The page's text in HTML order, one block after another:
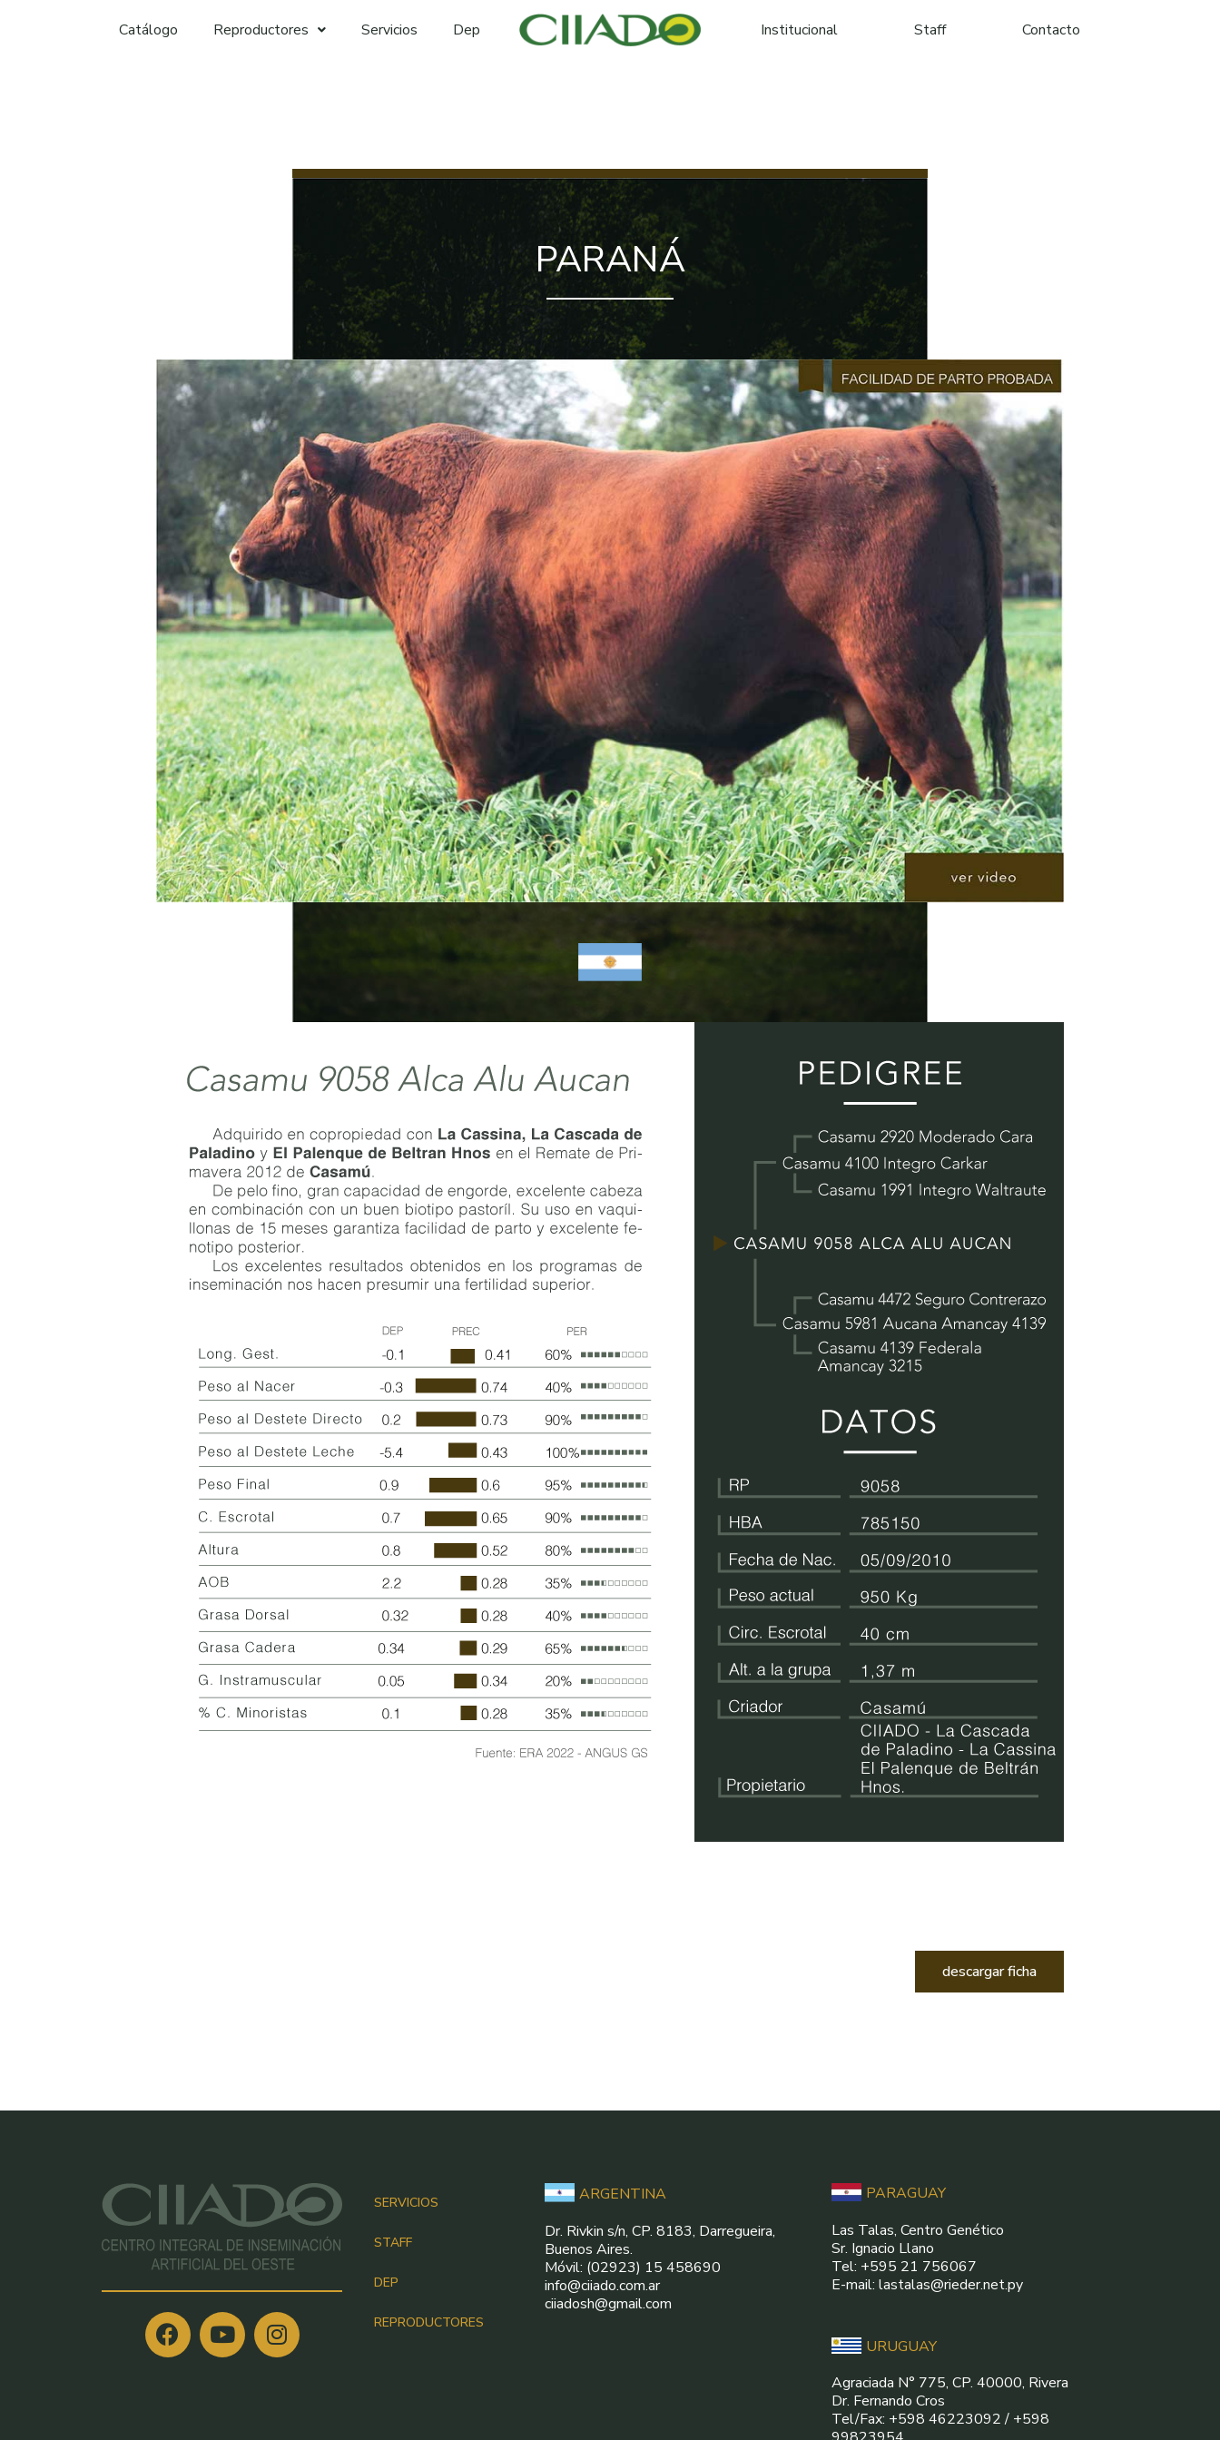
Catálogo Reproductores Servicios Dep Institucional Staff Contacto
PARANÁ
descargar ficha
SERVICIOS
STAFF
DEP
REPRODUCTORES
ARGENTINA
Dr. Rivkin s/n, CP. 8183, Darregueira,
Buenos Aires.
Móvil: (02923) 15 458690
info@ciiado.com.ar
ciiadosh@gmail.com
PARAGUAY
Las Talas, Centro Genético
Sr. Ignacio Llano
Tel: +595 21 756067
E-mail: lastalas@rieder.net.py
URUGUAY
Agraciada N° 775, CP. 40000, Rivera
Dr. Fernando Cros
Tel/Fax: +598 46223092 / +598